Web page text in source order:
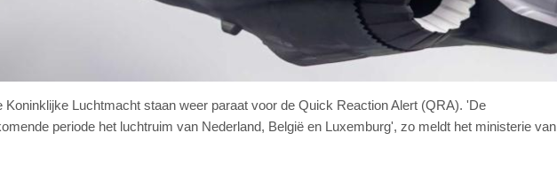
Koninklijke Luchtmacht staan weer paraat voor de Quick Reaction Alert (QRA). 'De
periode het luchtruim van Nederland, België en Luxemburg', zo meldt het ministerie van